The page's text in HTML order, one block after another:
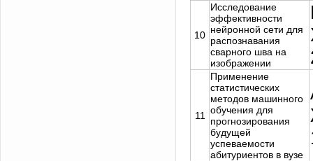
10
Исследование
эффективности
нейронной сети для
распознавания
сварного шва на
изображении
11
Применение
статистических
методов машинного
обучения для
прогнозирования
будущей
успеваемости
абитуриентов в вузе